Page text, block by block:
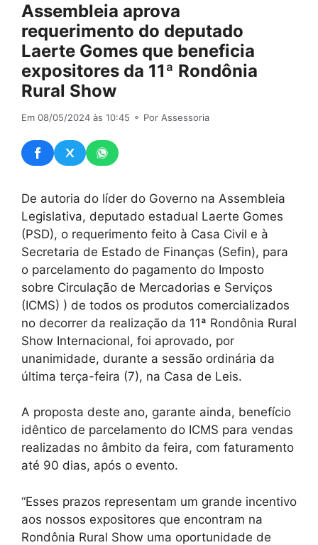
Assembleia aprova
requerimento do deputado
Laerte Gomes que beneficia
expositores da 11ª Rondônia
Rural Show
Em 08/05/2024 às 10:45 ⚬ Por Assessoria
De autoria do líder do Governo na Assembleia
Legislativa, deputado estadual Laerte Gomes
(PSD), o requerimento feito à Casa Civil e à
Secretaria de Estado de Finanças (Sefin), para
o parcelamento do pagamento do Imposto
sobre Circulação de Mercadorias e Serviços
(ICMS) ) de todos os produtos comercializados
no decorrer da realização da 11ª Rondônia Rural
Show Internacional, foi aprovado, por
unanimidade, durante a sessão ordinária da
última terça-feira (7), na Casa de Leis.
A proposta deste ano, garante ainda, benefício
idêntico de parcelamento do ICMS para vendas
realizadas no âmbito da feira, com faturamento
até 90 dias, após o evento.
“Esses prazos representam um grande incentivo
aos nossos expositores que encontram na
Rondônia Rural Show uma oportunidade de